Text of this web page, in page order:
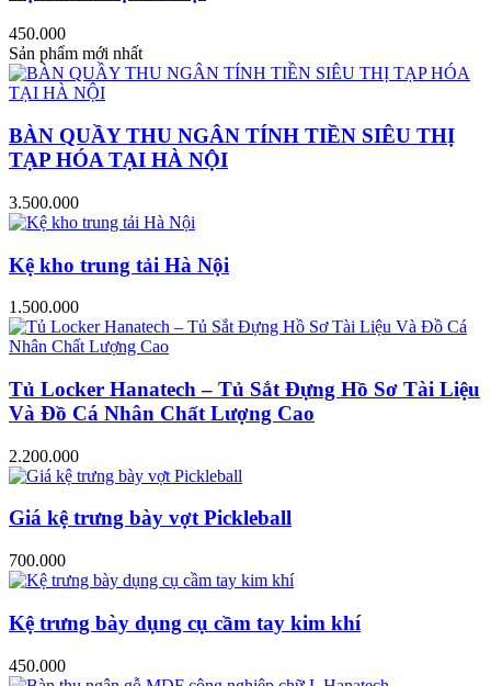
450.000
Sản phẩm mới nhất
BÀN QUẦY THU NGÂN TÍNH TIỀN SIÊU THỊ
TẠP HÓA TẠI HÀ NỘI
3.500.000
Kệ kho trung tải Hà Nội
1.500.000
Tủ Locker Hanatech – Tủ Sắt Đựng Hồ Sơ Tài Liệu
Và Đồ Cá Nhân Chất Lượng Cao
2.200.000
Giá kệ trưng bày vợt Pickleball
700.000
Kệ trưng bày dụng cụ cầm tay kim khí
450.000